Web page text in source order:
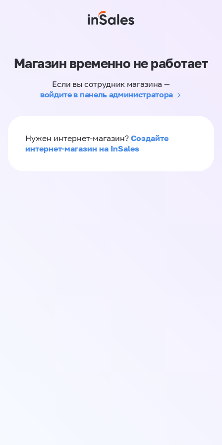
Магазин временно не работает
Если вы сотрудник магазина —
войдите в панель администратора
Нужен интернет-магазин? Создайте
интернет-магазин на InSales